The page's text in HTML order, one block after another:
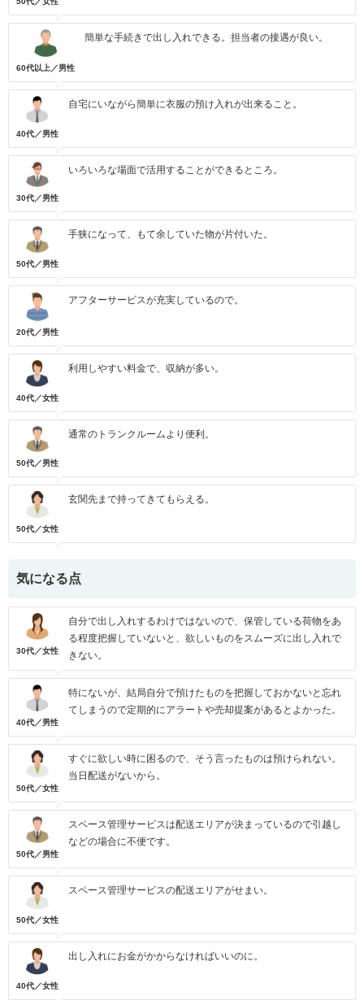
60代以上／男性
簡単な手続きで出し入れできる。担当者の接遇が良い。
40代／男性
自宅にいながら簡単に衣服の預け入れが出来ること。
30代／男性
いろいろな場面で活用することができるところ。
50代／男性
手狭になって、もて余していた物が片付いた。
20代／男性
アフターサービスが充実しているので。
40代／女性
利用しやすい料金で、収納が多い。
50代／男性
通常のトランクルームより便利。
50代／女性
玄関先まで持ってきてもらえる。
気になる点
30代／女性
自分で出し入れするわけではないので、保管している荷物をあ
る程度把握していないと、欲しいものをスムーズに出し入れで
きない。
40代／男性
特にないが、結局自分で預けたものを把握しておかないと忘れ
てしまうので定期的にアラートや売却提案があるとよかった。
50代／女性
すぐに欲しい時に困るので、そう言ったものは預けられない。
当日配送がないから。
50代／男性
スペース管理サービスは配送エリアが決まっているので引越し
などの場合に不便です。
50代／女性
スペース管理サービスの配送エリアがせまい。
40代／女性
出し入れにお金がかからなければいいのに。